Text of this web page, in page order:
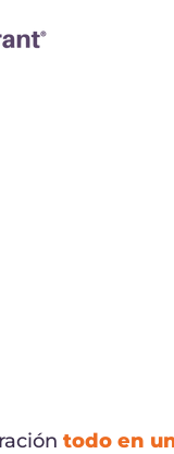
todo en